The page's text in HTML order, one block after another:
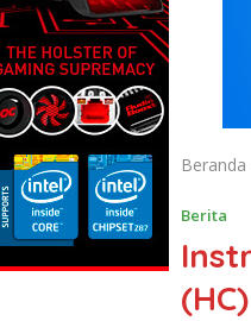
Beranda
Berita